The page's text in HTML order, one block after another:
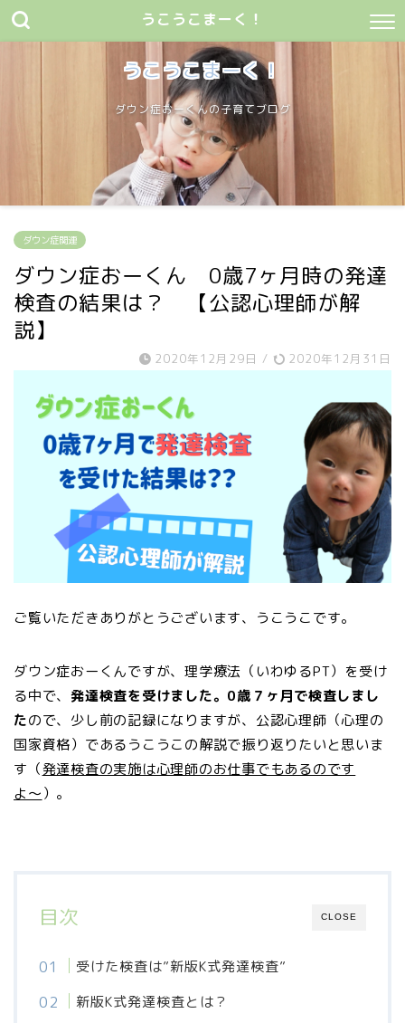
うこうこまーく！
うこうこまーく！
ダウン症おーくんの子育てブログ
ダウン症関連
ダウン症おーくん 0歳7ヶ月時の発達
検査の結果は？ 【公認心理師が解
説】
2020年12月29日 / 2020年12月31日
ご覧いただきありがとうございます、うこうこです。
ダウン症おーくんですが、理学療法（いわゆるPT）を受け
る中で、発達検査を受けました。0歳７ヶ月で検査しまし
たので、少し前の記録になりますが、公認心理師（心理の
国家資格）であるうこうこの解説で振り返りたいと思いま
す（発達検査の実施は心理師のお仕事でもあるのです
よ〜）。
CLOSE
目次
受けた検査は”新版K式発達検査”
新版K式発達検査とは？